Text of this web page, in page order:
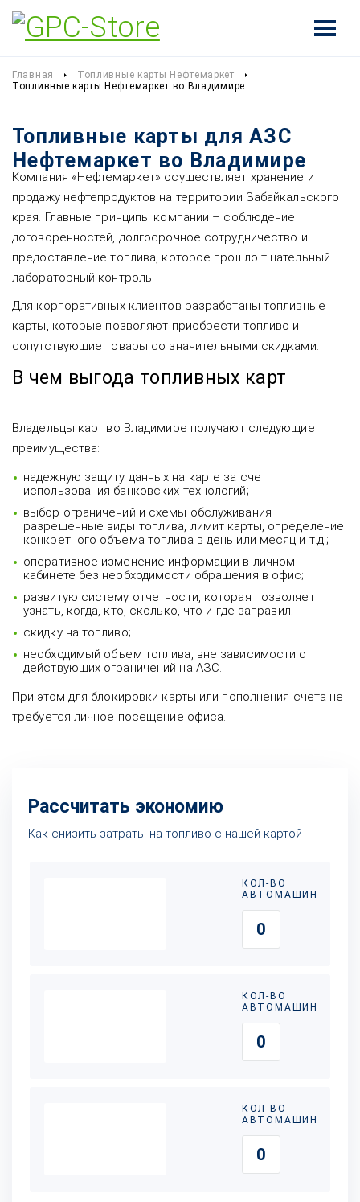
Главная
Топливные карты Нефтемаркет
Топливные карты Нефтемаркет во Владимире
Топливные карты для АЗС
Нефтемаркет во Владимире
Компания «Нефтемаркет» осуществляет хранение и
продажу нефтепродуктов на территории Забайкальского
края. Главные принципы компании – соблюдение
договоренностей, долгосрочное сотрудничество и
предоставление топлива, которое прошло тщательный
лабораторный контроль.
Для корпоративных клиентов разработаны топливные
карты, которые позволяют приобрести топливо и
сопутствующие товары со значительными скидками.
В чем выгода топливных карт
Владельцы карт во Владимире получают следующие
преимущества:
надежную защиту данных на карте за счет
использования банковских технологий;
выбор ограничений и схемы обслуживания –
разрешенные виды топлива, лимит карты, определение
конкретного объема топлива в день или месяц и т.д.;
оперативное изменение информации в личном
кабинете без необходимости обращения в офис;
развитую систему отчетности, которая позволяет
узнать, когда, кто, сколько, что и где заправил;
скидку на топливо;
необходимый объем топлива, вне зависимости от
действующих ограничений на АЗС.
При этом для блокировки карты или пополнения счета не
требуется личное посещение офиса.
Рассчитать экономию
Как снизить затраты на топливо с нашей картой
КОЛ-ВО
АВТОМАШИН
КОЛ-ВО
АВТОМАШИН
КОЛ-ВО
АВТОМАШИН